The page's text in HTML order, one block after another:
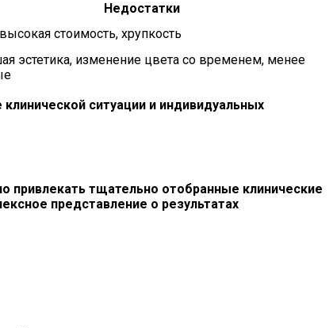
Недостатки
стоимость, хрупкость
эстетика, изменение цвета со временем, менее
ситуации и индивидуальных
привлекать тщательно отобранные клинические
представление о результатах